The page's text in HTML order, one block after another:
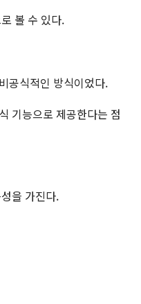
볼 수 있다.
공식적인 방식이었다.
기능으로 제공한다는 점
을 가진다.